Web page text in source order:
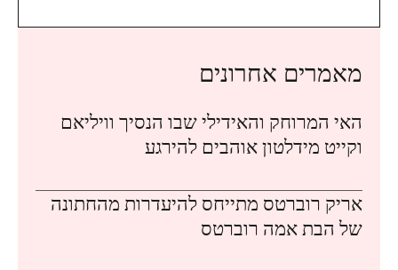
מאמרים אחרונים
האי המרוחק והאידילי שבו הנסיך וויליאם
וקייט מידלטון אוהבים להירגע
אריק רוברטס מתייחס להיעדרות מהחתונה
של הבת אמה רוברטס